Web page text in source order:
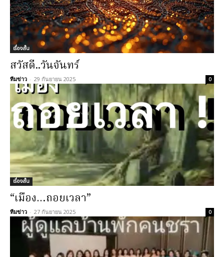
เรื่องสั้น
สวัสดี..วันจันทร์
ทีมข่าว - 29 กันยายน 2025 0
เรื่องสั้น
“เมือง…ถอยเวลา”
ทีมข่าว - 27 กันยายน 2025 0